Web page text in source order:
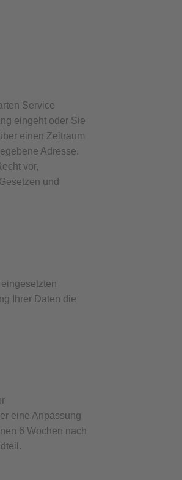
Service
eingeht oder Sie
einen Zeitraum
Adresse.
vor,
und
Ihrer Daten die
eine Anpassung
6 Wochen nach